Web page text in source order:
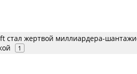
стал жертвой миллиардера-
1